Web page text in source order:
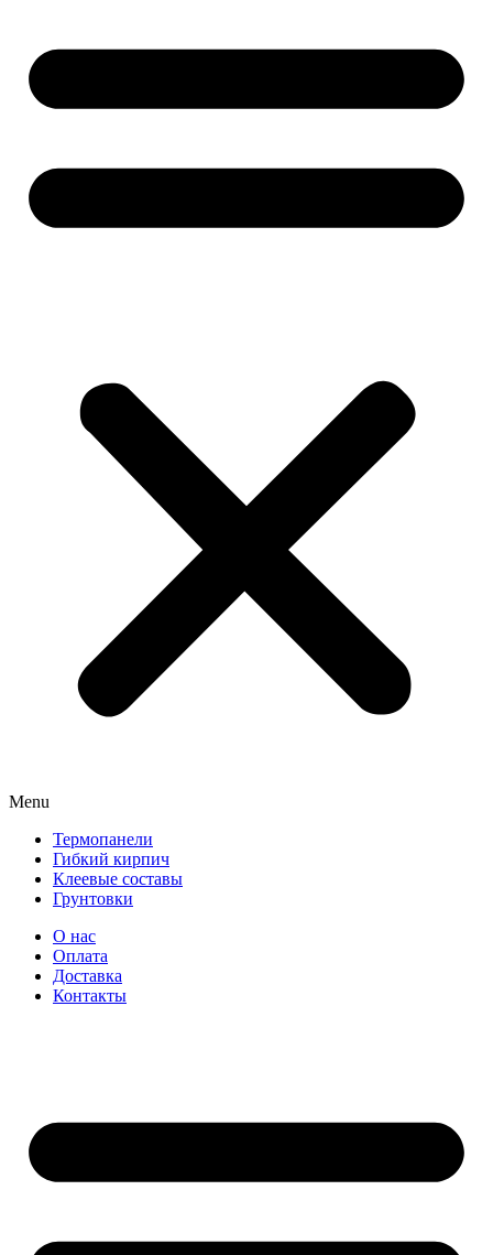
Menu
Термопанели
Гибкий кирпич
Клеевые составы
Грунтовки
О нас
Оплата
Доставка
Контакты